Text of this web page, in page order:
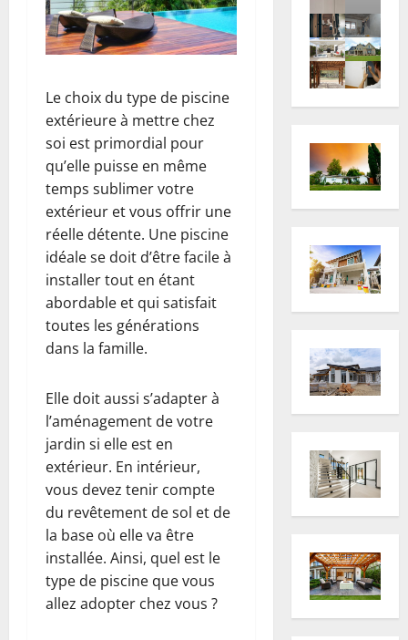
Le choix du type de piscine
extérieure à mettre chez
soi est primordial pour
qu’elle puisse en même
temps sublimer votre
extérieur et vous offrir une
réelle détente. Une piscine
idéale se doit d’être facile à
installer tout en étant
abordable et qui satisfait
toutes les générations
dans la famille.
Elle doit aussi s’adapter à
l’aménagement de votre
jardin si elle est en
extérieur. En intérieur,
vous devez tenir compte
du revêtement de sol et de
la base où elle va être
installée. Ainsi, quel est le
type de piscine que vous
allez adopter chez vous ?